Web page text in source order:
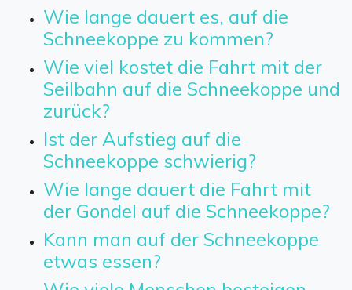
Wie lange dauert es, auf die
Schneekoppe zu kommen?
Wie viel kostet die Fahrt mit der
Seilbahn auf die Schneekoppe und
zurück?
Ist der Aufstieg auf die
Schneekoppe schwierig?
Wie lange dauert die Fahrt mit
der Gondel auf die Schneekoppe?
Kann man auf der Schneekoppe
etwas essen?